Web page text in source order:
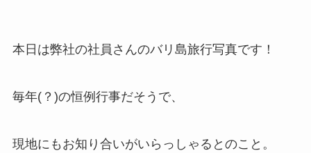
本日は弊社の社員さんのバリ島旅行写真です！
毎年(？)の恒例行事だそうで、
現地にもお知り合いがいらっしゃるとのこと。